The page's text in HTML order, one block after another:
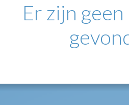
NHG
LHV
OPINIE
TARIEVEN
Er zijn